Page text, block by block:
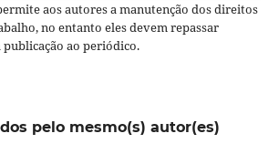
aos autores a manutenção dos direitos
no entanto eles devem repassar
ao periódico.
pelo mesmo(s) autor(es)